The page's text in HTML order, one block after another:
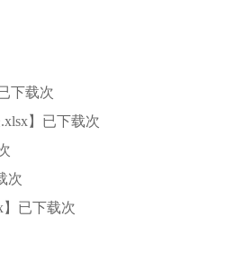
下载次
】已下载次
次
】已下载次